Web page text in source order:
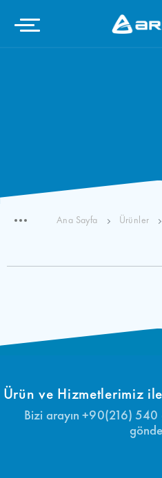
Ana Sayfa Ürünler
Ürün ve Hizmetlerimiz
Bizi arayın +90(216)